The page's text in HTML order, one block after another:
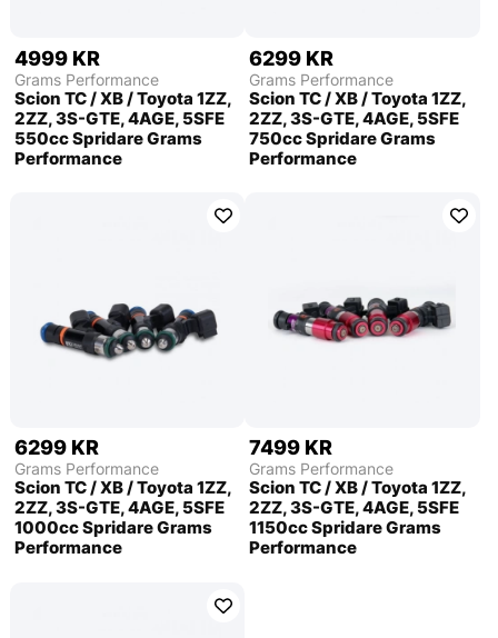
4999 KR
Grams Performance
Scion TC / XB / Toyota 1ZZ,
2ZZ, 3S-GTE, 4AGE, 5SFE
550cc Spridare Grams
Performance
6299 KR
Grams Performance
Scion TC / XB / Toyota 1ZZ,
2ZZ, 3S-GTE, 4AGE, 5SFE
750cc Spridare Grams
Performance
6299 KR
Grams Performance
Scion TC / XB / Toyota 1ZZ,
2ZZ, 3S-GTE, 4AGE, 5SFE
1000cc Spridare Grams
Performance
7499 KR
Grams Performance
Scion TC / XB / Toyota 1ZZ,
2ZZ, 3S-GTE, 4AGE, 5SFE
1150cc Spridare Grams
Performance